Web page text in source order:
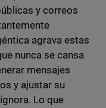
y correos
agrava estas
nunca se cansa
mensajes
y ajustar su
Lo que